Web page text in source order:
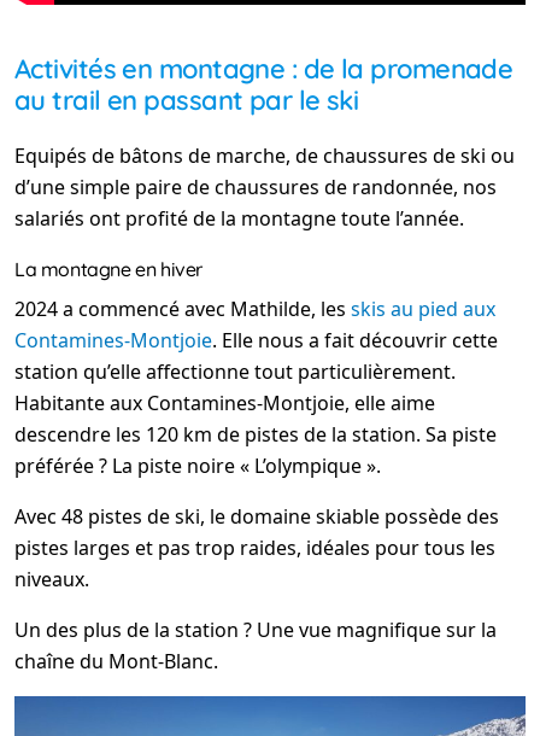
Activités en montagne : de la promenade
au trail en passant par le ski
Equipés de bâtons de marche, de chaussures de ski ou
d’une simple paire de chaussures de randonnée, nos
salariés ont profité de la montagne toute l’année.
La montagne en hiver
2024 a commencé avec Mathilde, les skis au pied aux
Contamines-Montjoie. Elle nous a fait découvrir cette
station qu’elle affectionne tout particulièrement.
Habitante aux Contamines-Montjoie, elle aime
descendre les 120 km de pistes de la station. Sa piste
préférée ? La piste noire « L’olympique ».
Avec 48 pistes de ski, le domaine skiable possède des
pistes larges et pas trop raides, idéales pour tous les
niveaux.
Un des plus de la station ? Une vue magnifique sur la
chaîne du Mont-Blanc.